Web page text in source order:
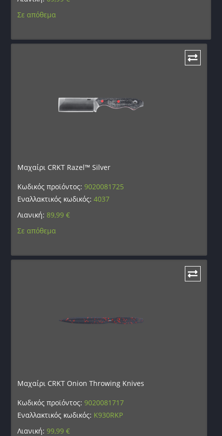
Σε απόθεμα
Μαχαίρι CRKT Razel™ Silver
Κωδικός προϊόντος:9020081725
Εναλλακτικός κωδικός:4037
Λιανική:89,99€
Σε απόθεμα
Μαχαίρι CRKT Onion Throwing Knives
Κωδικός προϊόντος:9020081717
Εναλλακτικός κωδικός: K930RKP
Λιανική:99,99€